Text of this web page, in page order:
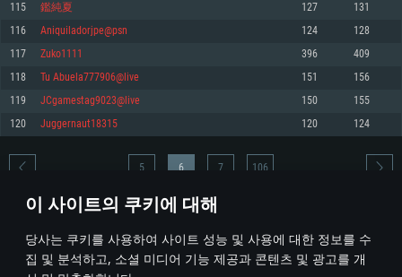
이 사이트의 쿠키에 대해
당사는 쿠키를 사용하여 사이트 성능 및 사용에 대한 정보를 수
집 및 분석하고, 소셜 미디어 기능 제공과 콘텐츠 및 광고를 개
권장 사양
570 혹은 그 이상
여유 저장 공간: 62.2 GB (전체 클라이언트)
권장 사양
네트워크: 브로드밴드 인터넷
여유 저장 공간: 62.2 GB (전체 클라이언트)
권장 사양
운영체제: Ubuntu 20.04 64bit
프로세서: Intel Core i7
메모리: 16 GB
그래픽 카드: Vulkan 을 지원하고, 최신 그래픽 드라이버를 지원하는 NVIDIA
1060 (6개월 미만) 혹은 그와 동급의 성능을 가지며 최신 그래픽 드라이버를
지원하는 AMD RX 570 (6개월 미만; 최소사양 지원 해상도 720p) 이상
여유 저장 공간: 62.2 GB (전체 클라이언트)
115 鑑純夏 127 131
116 Aniquiladorjpe@psn 124 128
117 Zuko1111 396 409
118 Tu Abuela777906@live 151 156
119 JCgamestag9023@live 150 155
120 Juggernaut18315 120 124
* 순위표는 매일 1회 갱신됩니다
5 6 7 106